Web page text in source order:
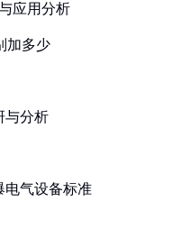
应用分析
加多少
与分析
电气设备标准